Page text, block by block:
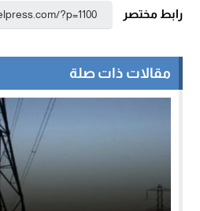
رابط مختصر
مقالات ذات صلة